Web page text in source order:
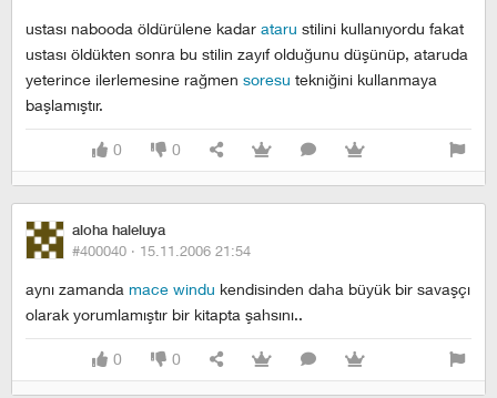
ustası nabooda öldürülene kadar ataru stilini kullanıyordu fakat
ustası öldükten sonra bu stilin zayıf olduğunu düşünüp, ataruda
yeterince ilerlemesine rağmen soresu tekniğini kullanmaya
başlamıştır.
0 0
aloha haleluya
#400040 · 15.11.2006 21:54
aynı zamanda mace windu kendisinden daha büyük bir savaşçı
olarak yorumlamıştır bir kitapta şahsını..
0 0